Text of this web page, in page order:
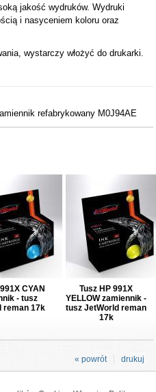
jakość wydruków. Wydruki
i nasyceniem koloru oraz
wystarczy włożyć do drukarki.
refabrykowany M0J94AE
CYAN
- tusz
reman 17k
Tusz HP 991X
YELLOW zamiennik -
tusz JetWorld reman
17k
drukuj
« powrót